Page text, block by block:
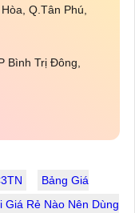
Q.Tân Phú,
Bình Trị Đông,
Bảng Giá
Giá Rẻ Nào Nên Dùng